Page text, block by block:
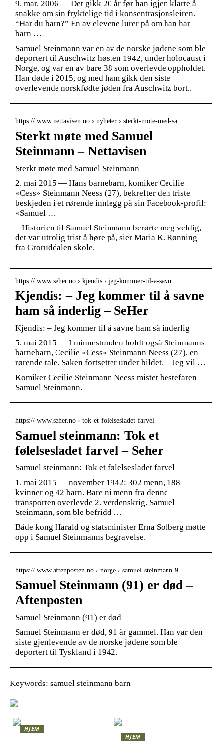
9. mar. 2006 — Det gikk 20 år før han igjen klarte å
snakke om sin fryktelige tid i konsentrasjonsleiren.
“Har du barn?” En av elevene lurer på om han har
barn …
Samuel Steinmann var en av de norske jødene som ble
deportert til Auschwitz høsten 1942, under holocaust i
Norge, og var en av bare 38 som overlevde oppholdet.
Han døde i 2015, og med ham gikk den siste
overlevende norskfødte jøden fra Auschwitz bort..
https:// www.nettavisen.no › nyheter › sterkt-mote-med-sa…
Sterkt møte med Samuel
Steinmann – Nettavisen
Sterkt møte med Samuel Steinmann
2. mai 2015 — Hans barnebarn, komiker Cecilie
«Cess» Steinmann Neess (27), bekrefter den triste
beskjeden i et rørende innlegg på sin Facebook-profil:
«Samuel …
– Historien til Samuel Steinmann berørte meg veldig,
det var utrolig trist å høre på, sier Maria K. Rønning
fra Groruddalen skole.
https:// www.seher.no › kjendis › jeg-kommer-til-a-savn…
Kjendis: – Jeg kommer til å savne
ham så inderlig – SeHer
Kjendis: – Jeg kommer til å savne ham så inderlig
5. mai 2015 — I minnestunden holdt også Steinmanns
barnebarn, Cecilie «Cess» Steinmann Neess (27), en
rørende tale. Saken fortsetter under bildet. – Jeg vil …
Komiker Cecilie Steinmann Neess mistet bestefaren
Samuel Steinmann.
https:// www.seher.no › tok-et-folelsesladet-farvel
Samuel steinmann: Tok et
følelsesladet farvel – Seher
Samuel steinmann: Tok et følelsesladet farvel
1. mai 2015 — november 1942: 302 menn, 188
kvinner og 42 barn. Bare ni menn fra denne
transporten overlevde 2. verdenskrig. Samuel
Steinmann, som ble befridd …
Både kong Harald og statsminister Erna Solberg møtte
opp i Samuel Steinmanns begravelse.
https:// www.aftenposten.no › norge › samuel-steinmann-9…
Samuel Steinmann (91) er død –
Aftenposten
Samuel Steinmann (91) er død
Samuel Steinmann er død, 91 år gammel. Han var den
siste gjenlevende av de norske jødene som ble
deportert til Tyskland i 1942.
Keywords: samuel steinmann barn
HJEM
HJEM